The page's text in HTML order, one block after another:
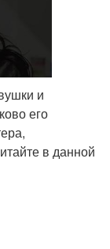
и
его
в данной